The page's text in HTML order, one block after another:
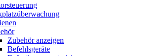
Zubehör anzeigen
Befehlsgeräte